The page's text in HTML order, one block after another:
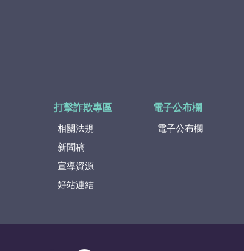
打擊詐欺專區
相關法規
新聞稿
宣導資源
好站連結
電子公布欄
電子公布欄